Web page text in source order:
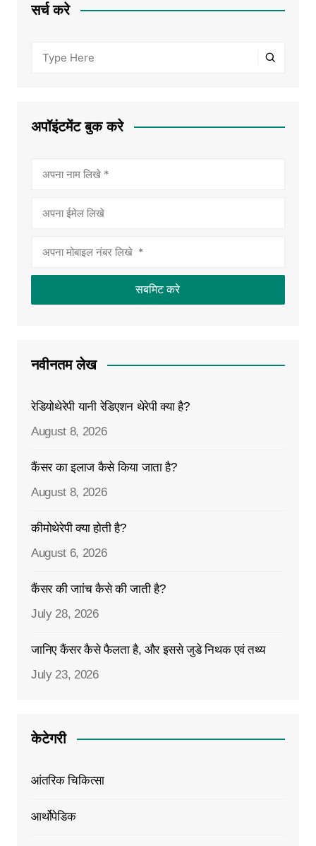
सर्च करे
अपॉइंटमेंट बुक करे
नवीनतम लेख
रेडियोथेरेपी यानी रेडिएशन थेरेपी क्या है?
August 8, 2026
कैंसर का इलाज कैसे किया जाता है?
August 8, 2026
कीमोथेरेपी क्या होती है?
August 6, 2026
कैंसर की जाांच कैसे की जाती है?
July 28, 2026
जानिए कैंसर कैसे फैलता है, और इससे जुडे निथक एवं तथ्य
July 23, 2026
केटेगरी
आंतरिक चिकित्सा
आर्थोपेडिक